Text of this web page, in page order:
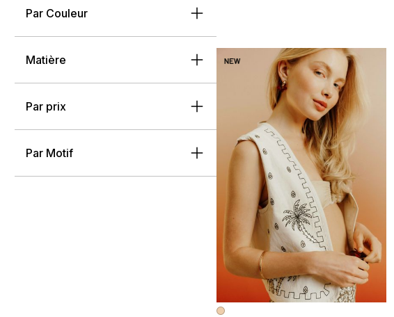
Par Couleur
Matière
Par prix
Par Motif
Image précédente
Image suivante